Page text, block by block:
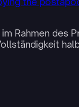
Rahmen